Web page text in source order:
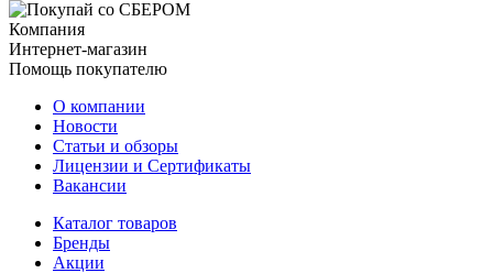
Компания
Интернет-магазин
Помощь покупателю
О компании
Новости
Статьи и обзоры
Лицензии и Сертификаты
Вакансии
Каталог товаров
Бренды
Акции